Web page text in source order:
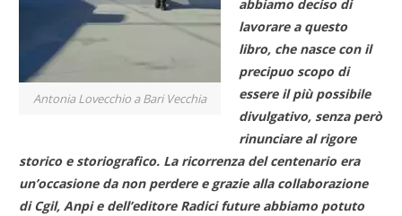
Antonia Lovecchio a Bari Vecchia
abbiamo deciso di
lavorare a questo
libro, che nasce con il
precipuo scopo di
essere il più possibile
divulgativo, senza però
rinunciare al rigore
storico e storiografico. La ricorrenza del centenario era
un’occasione da non perdere e grazie alla collaborazione
di Cgil, Anpi e dell’editore Radici future abbiamo potuto